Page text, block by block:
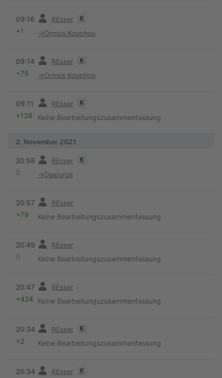
09:16 REsser K
+1 →Ormos Kouphou
09:14 REsser K
+79 →Ormos Kouphou
09:11 REsser K
+138 Keine Bearbeitungszusammenfassung
2. November 2021
20:58 REsser K
0 →Diaporos
20:57 REsser
+79 Keine Bearbeitungszusammenfassung
20:49 REsser
0 Keine Bearbeitungszusammenfassung
20:47 REsser
+424 Keine Bearbeitungszusammenfassung
20:34 REsser K
+2 Keine Bearbeitungszusammenfassung
20:34 REsser K